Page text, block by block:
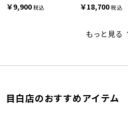
￥9,900税込 ￥18,700税込
もっと見る
目白店のおすすめアイテム